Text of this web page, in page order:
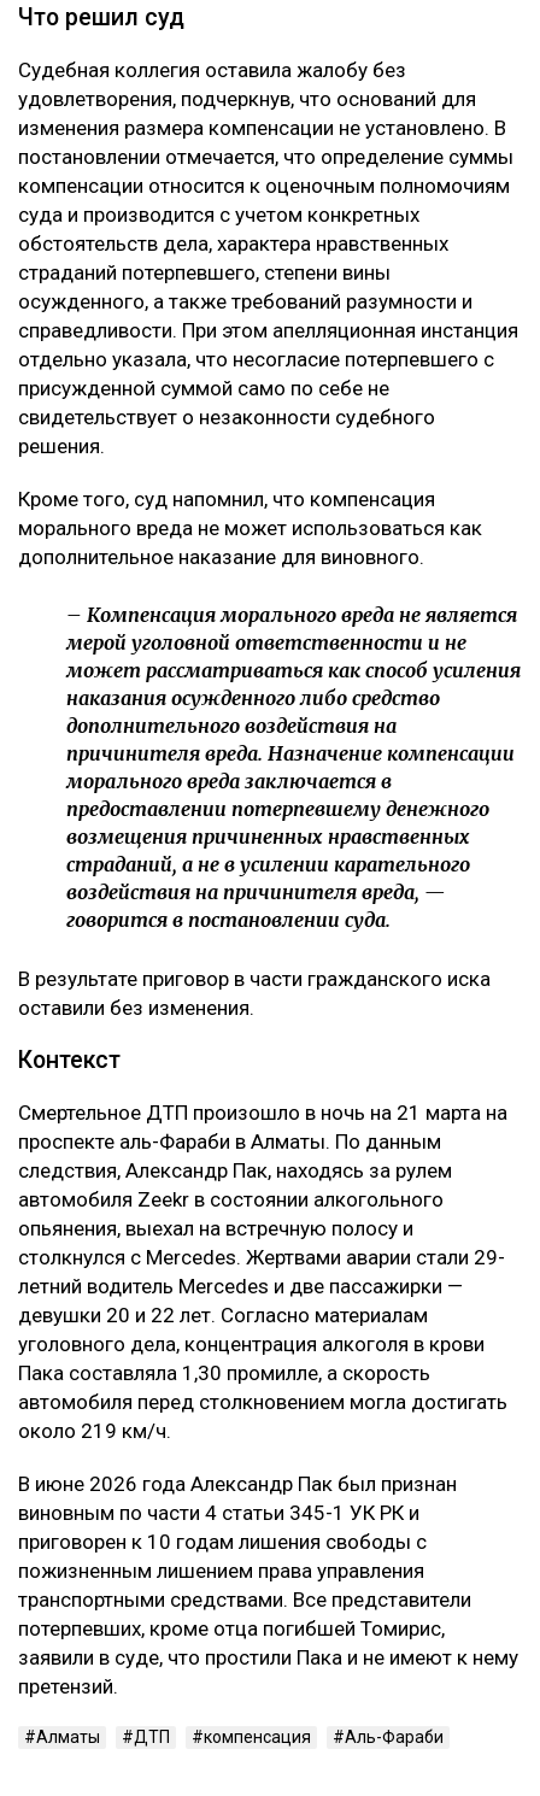
Что решил суд
Судебная коллегия оставила жалобу без
удовлетворения, подчеркнув, что оснований для
изменения размера компенсации не установлено. В
постановлении отмечается, что определение суммы
компенсации относится к оценочным полномочиям
суда и производится с учетом конкретных
обстоятельств дела, характера нравственных
страданий потерпевшего, степени вины
осужденного, а также требований разумности и
справедливости. При этом апелляционная инстанция
отдельно указала, что несогласие потерпевшего с
присужденной суммой само по себе не
свидетельствует о незаконности судебного
решения.
Кроме того, суд напомнил, что компенсация
морального вреда не может использоваться как
дополнительное наказание для виновного.
– Компенсация морального вреда не является
мерой уголовной ответственности и не
может рассматриваться как способ усиления
наказания осужденного либо средство
дополнительного воздействия на
причинителя вреда. Назначение компенсации
морального вреда заключается в
предоставлении потерпевшему денежного
возмещения причиненных нравственных
страданий, а не в усилении карательного
воздействия на причинителя вреда, —
говорится в постановлении суда.
В результате приговор в части гражданского иска
оставили без изменения.
Контекст
Смертельное ДТП произошло в ночь на 21 марта на
проспекте аль-Фараби в Алматы. По данным
следствия, Александр Пак, находясь за рулем
автомобиля Zeekr в состоянии алкогольного
опьянения, выехал на встречную полосу и
столкнулся с Mercedes. Жертвами аварии стали 29-
летний водитель Mercedes и две пассажирки —
девушки 20 и 22 лет. Согласно материалам
уголовного дела, концентрация алкоголя в крови
Пака составляла 1,30 промилле, а скорость
автомобиля перед столкновением могла достигать
около 219 км/ч.
В июне 2026 года Александр Пак был признан
виновным по части 4 статьи 345-1 УК РК и
приговорен к 10 годам лишения свободы с
пожизненным лишением права управления
транспортными средствами. Все представители
потерпевших, кроме отца погибшей Томирис,
заявили в суде, что простили Пака и не имеют к нему
претензий.
Алматы ДТП компенсация Аль-Фараби